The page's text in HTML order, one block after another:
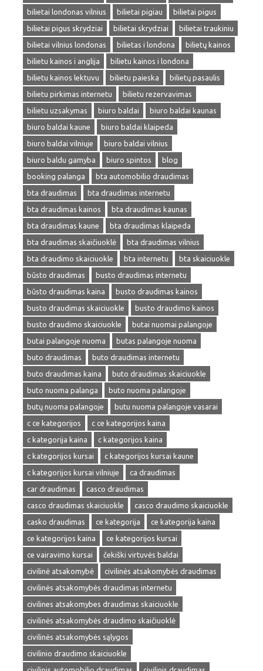
bilietai londonas vilnius
bilietai pigiau
bilietai pigus
bilietai pigus skrydziai
bilietai skrydziai
bilietai traukiniu
bilietai vilnius londonas
bilietas i londona
bilietų kainos
bilietu kainos i anglija
bilietu kainos i londona
bilietu kainos lektuvu
bilietu paieska
bilietų pasaulis
bilietu pirkimas internetu
bilietu rezervavimas
bilietu uzsakymas
biuro baldai
biuro baldai kaunas
biuro baldai kaune
biuro baldai klaipeda
biuro baldai vilniuje
biuro baldai vilnius
biuro baldu gamyba
biuro spintos
blog
booking palanga
bta automobilio draudimas
bta draudimas
bta draudimas internetu
bta draudimas kainos
bta draudimas kaunas
bta draudimas kaune
bta draudimas klaipeda
bta draudimas skaičiuoklė
bta draudimas vilnius
bta draudimo skaiciuokle
bta internetu
bta skaiciuokle
būsto draudimas
busto draudimas internetu
būsto draudimas kaina
busto draudimas kainos
busto draudimas skaiciuokle
busto draudimo kainos
busto draudimo skaiciuokle
butai nuomai palangoje
butai palangoje nuoma
butas palangoje nuoma
buto draudimas
buto draudimas internetu
buto draudimas kaina
buto draudimas skaiciuokle
buto nuoma palanga
buto nuoma palangoje
butų nuoma palangoje
butu nuoma palangoje vasarai
c ce kategorijos
c ce kategorijos kaina
c kategorija kaina
c kategorijos kaina
c kategorijos kursai
c kategorijos kursai kaune
c kategorijos kursai vilniuje
ca draudimas
car draudimas
casco draudimas
casco draudimas skaiciuokle
casco draudimo skaiciuokle
casko draudimas
ce kategorija
ce kategorija kaina
ce kategorijos kaina
ce kategorijos kursai
ce vairavimo kursai
čekiški virtuvės baldai
civilinė atsakomybė
civilinės atsakomybės draudimas
civilinės atsakomybės draudimas internetu
civilines atsakomybes draudimas skaiciuokle
civilinės atsakomybės draudimo skaičiuoklė
civilinės atsakomybės sąlygos
civilinio draudimo skaiciuokle